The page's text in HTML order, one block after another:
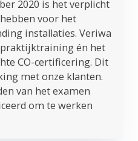
2020 is het verplicht
voor het
installaties. Veriwa
én het
CO-certificering. Dit
met onze klanten.
van het examen
om te werken